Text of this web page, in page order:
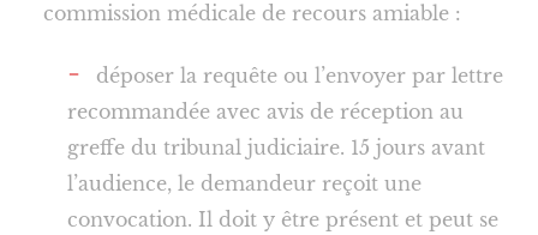
commission médicale de recours amiable :
déposer la requête ou l’envoyer par lettre
recommandée avec avis de réception au
greffe du tribunal judiciaire. 15 jours avant
l’audience, le demandeur reçoit une
convocation. Il doit y être présent et peut se